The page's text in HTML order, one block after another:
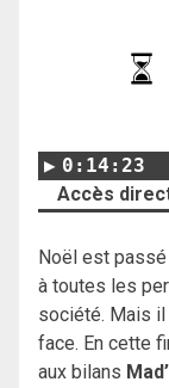
0:14:23
Accès
Noël est
à toutes les
société. Mais
face. En cette
aux bilans Mad’